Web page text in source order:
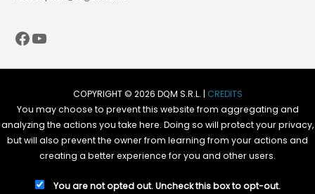
Facebook
YouTube
COPYRIGHT © 2026 DQM S.R.L. | CREDITS
You may choose to prevent this website from aggregating and
analyzing the actions you take here. Doing so will protect your privacy,
but will also prevent the owner from learning from your actions and
creating a better experience for you and other users.
You are not opted out. Uncheck this box to opt-out.